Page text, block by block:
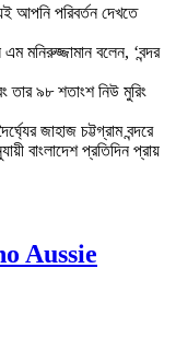
আপনি পরিবর্তন দেখতে
এম মনিরুজ্জামান বলেন, ‘বন্দর
তার ৯৮ শতাংশ নিউ মুরিং
জাহাজ চট্টগ্রাম বন্দরে
বাংলাদেশ প্রতিদিন প্রায়
Aussie